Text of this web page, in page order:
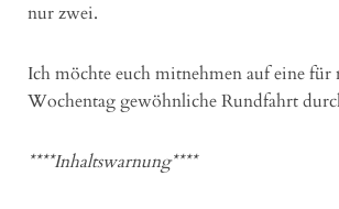
nur zwei.
Ich möchte euch mitnehmen auf eine für
Wochentag gewöhnliche Rundfahrt
****Inhaltswarnung****